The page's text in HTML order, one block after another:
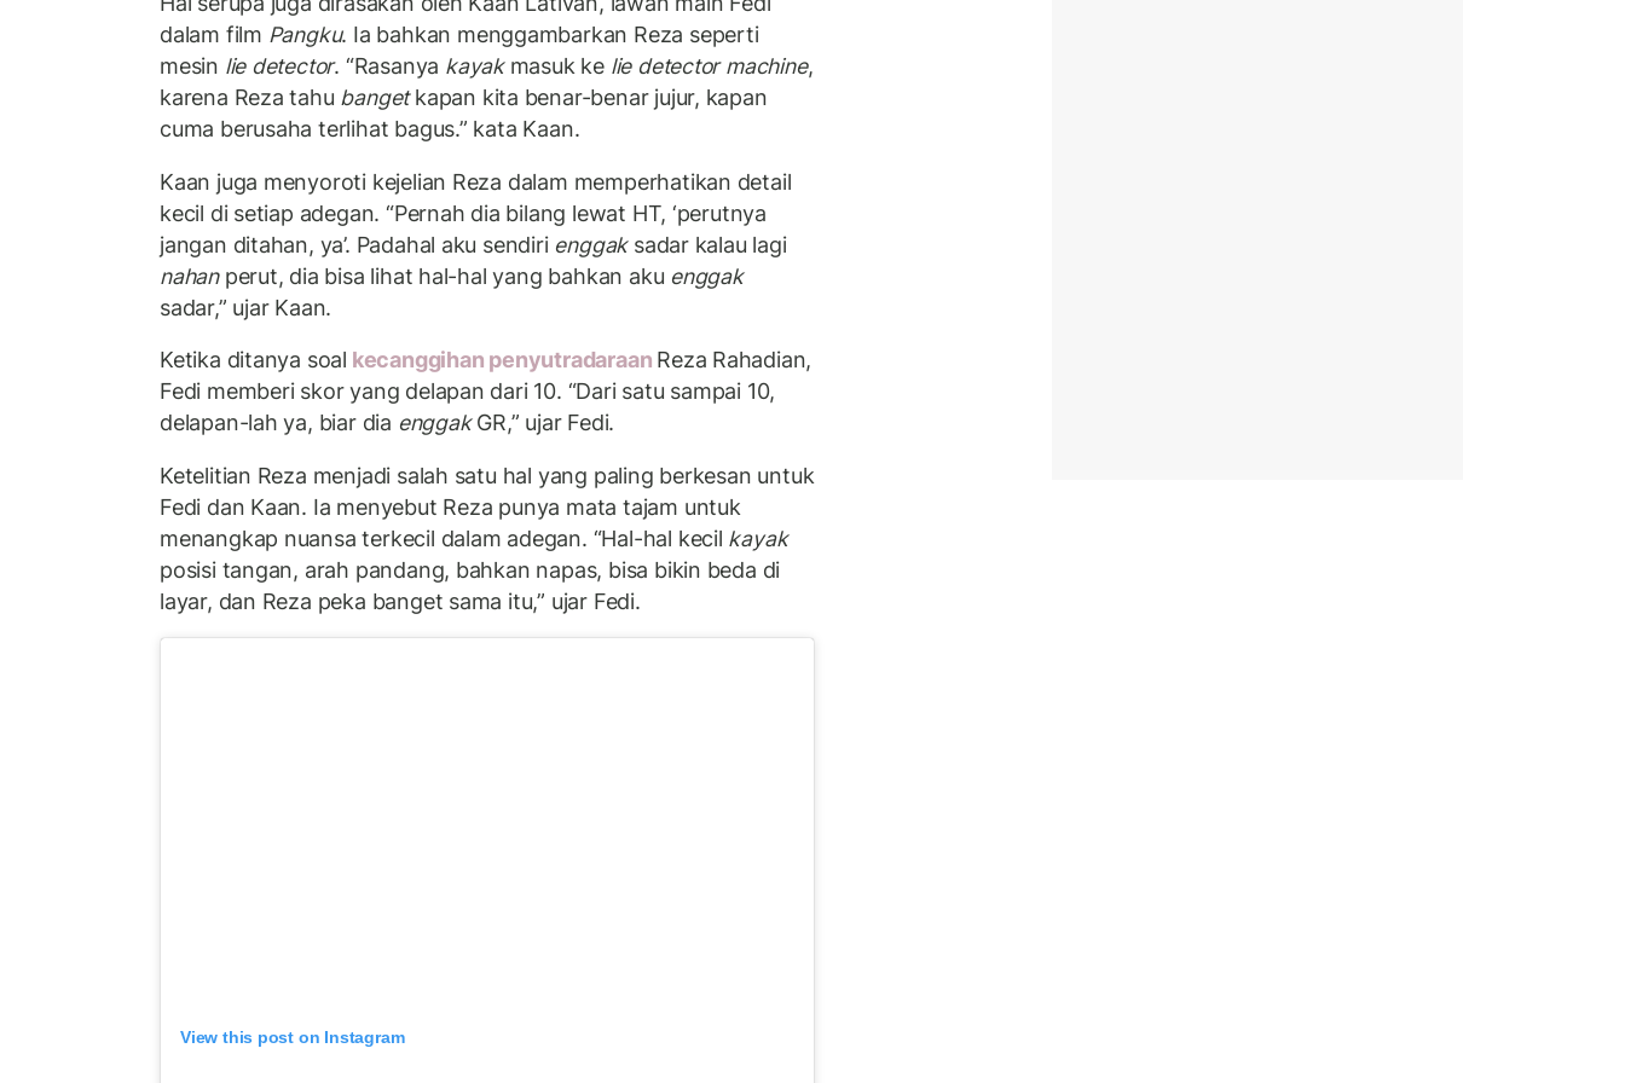
dalam film Pangku. Ia bahkan menggambarkan Reza seperti
mesin lie detector. “Rasanya kayakmasuk ke lie detector machine,
karena Reza tahu bangetkapan kita benar-benar jujur, kapan
cuma berusaha terlihat bagus.” kata Kaan.
Kaan juga menyoroti kejelian Reza dalam memperhatikan detail
kecil di setiap adegan. “Pernah dia bilang lewat HT, ‘perutnya
jangan ditahan, ya’. Padahal aku sendiri enggaksadar kalau lagi
nahanperut, dia bisa lihat hal-hal yang bahkan aku enggak
sadar,” ujar Kaan.
Ketika ditanya soal kecanggihan penyutradaraan Reza Rahadian,
Fedi memberi skor yang delapan dari 10. “Dari satu sampai 10,
delapan-lah ya, biar dia enggakGR,” ujar Fedi.
Ketelitian Reza menjadi salah satu hal yang paling berkesan untuk
Fedi dan Kaan. Ia menyebut Reza punya mata tajam untuk
menangkap nuansa terkecil dalam adegan. “Hal-hal kecil kayak
posisi tangan, arah pandang, bahkan napas, bisa bikin beda di
layar, dan Reza peka banget sama itu,” ujar Fedi.
View this post on Instagram